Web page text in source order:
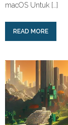
macOS Untuk […]
READ MORE